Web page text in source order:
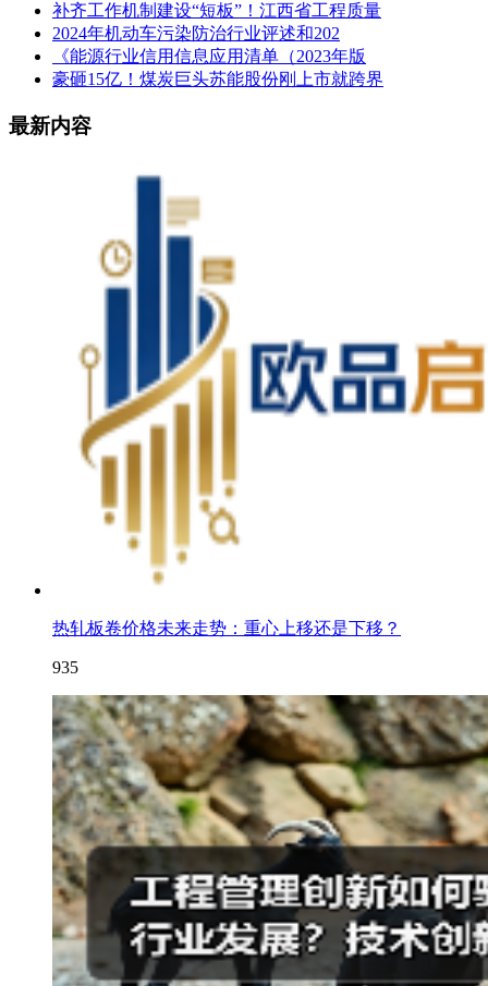
补齐工作机制建设“短板”！江西省工程质量
2024年机动车污染防治行业评述和202
《能源行业信用信息应用清单（2023年版
豪砸15亿！煤炭巨头苏能股份刚上市就跨界
最新内容
热轧板卷价格未来走势：重心上移还是下移？
935